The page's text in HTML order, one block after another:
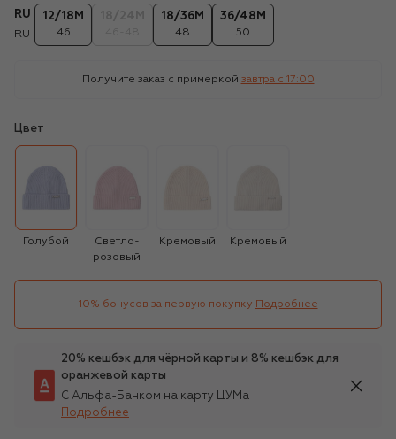
RU
RU
12/18M
46
18/36M
48
36/48M
50
Получите заказ с примеркой завтра c 17:00
Цвет
Голубой
Светло-
розовый
Кремовый Кремовый
10% бонусов за первую покупку Подробнее
20% кешбэк для чёрной карты и 8% кешбэк для
оранжевой карты
С Альфа-Банком на карту ЦУМа
Подробнее